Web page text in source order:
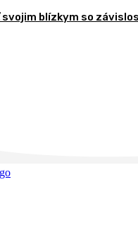
svojim blízkym so